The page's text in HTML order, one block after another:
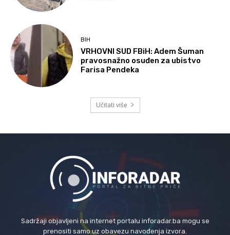
BIH
VRHOVNI SUD FBiH: Adem Šuman
pravosnažno osuđen za ubistvo
Farisa Pendeka
Učitati više
Sadržaji objavljeni na internet portalu inforadar.ba mogu se
prenositi samo uz obavezu navođenja izvora.